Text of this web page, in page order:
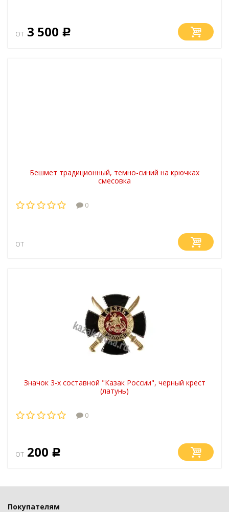
от 3 500 Р
Бешмет традиционный, темно-синий на крючках
смесовка
0
от
Значок 3-х составной "Казак России", черный крест
(латунь)
0
от 200 Р
Покупателям